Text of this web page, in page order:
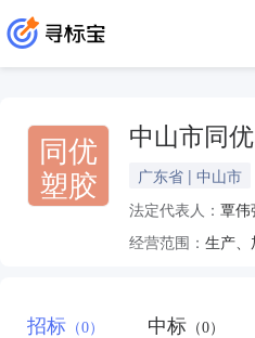
同优
塑胶
中山市同
广东省 | 中山市
法定代表人： 覃伟
经营范围： 生产
招标 （0） 中标 （0）